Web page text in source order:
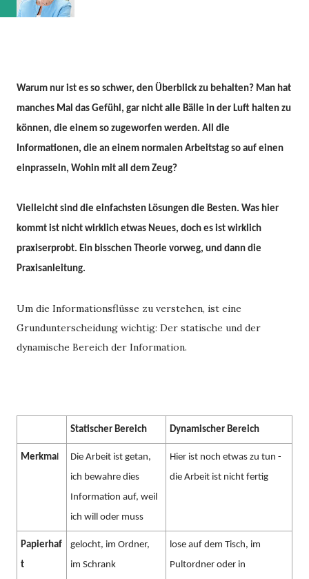
Warum nur ist es so schwer, den Überblick zu behalten? Man hat
manches Mal das Gefühl, gar nicht alle Bälle in der Luft halten zu
können, die einem so zugeworfen werden. All die
Informationen, die an einem normalen Arbeitstag so auf einen
einprasseln, Wohin mit all dem Zeug?
Vielleicht sind die einfachsten Lösungen die Besten. Was hier
kommt ist nicht wirklich etwas Neues, doch es ist wirklich
praxiserprobt. Ein bisschen Theorie vorweg, und dann die
Praxisanleitung.
Um die Informationsflüsse zu verstehen, ist eine
Grundunterscheidung wichtig: Der statische und der
dynamische Bereich der Information.
Statischer Bereich Dynamischer Bereich
Merkmal
Die Arbeit ist getan,
ich bewahre dies
Information auf, weil
ich will oder muss
Hier ist noch etwas zu tun -
die Arbeit ist nicht fertig
Papierhaf
t
gelocht, im Ordner,
im Schrank
lose auf dem Tisch, im
Pultordner oder in